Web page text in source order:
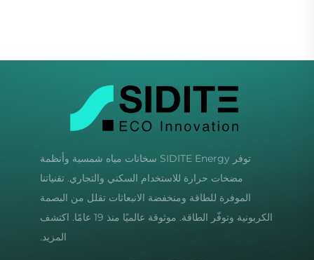
توفر SIDITE Energy سخانات مياه شمسية وأنظمة
مضخات حرارة للاستخدام السكني والتجاري. تقنياتنا
الموفرة للطاقة ومنخفضة الانبعاثات تقلل من البصمة
الكربونية وتوفّر الطاقة. موثوقة عالميًا منذ 19 عامًا. اكتشف
المزيد.